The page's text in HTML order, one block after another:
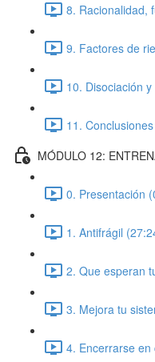
8. Racionalidad,
9. Factores de
10. Disociación
11.
MÓDULO 12:
0. Presentación
1. Antifrágil
2. Que esperan
3. Mejora tu
4. Encerrarse